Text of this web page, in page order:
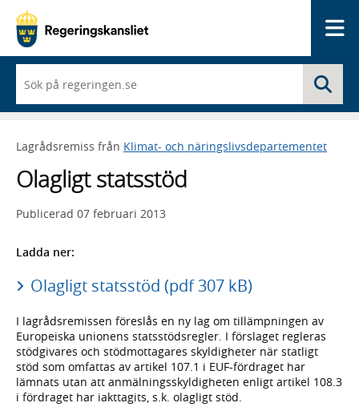
du
börjar
skriva
framträder
lista
med
sökförslag
Lagrådsremiss från Klimat- och näringslivsdepartementet
Olagligt statsstöd
Publicerad 07 februari 2013
Ladda ner:
Olagligt statsstöd (pdf 307 kB)
I lagrådsremissen föreslås en ny lag om tillämpningen av
Europeiska unionens statsstödsregler. I förslaget regleras
stödgivares och stödmottagares skyldigheter när statligt
stöd som omfattas av artikel 107.1 i EUF-fördraget har
lämnats utan att anmälningsskyldigheten enligt artikel 108.3
i fördraget har iakttagits, s.k. olagligt stöd.